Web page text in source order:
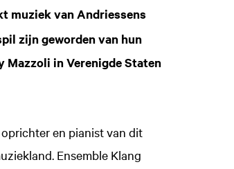
muziek van Andriessens
zijn geworden van hun
Mazzoli in Verenigde Staten
en pianist van dit
Ensemble Klang